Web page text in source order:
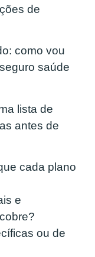
de
como vou
saúde
lista de
antes de
cada plano
e
ou de